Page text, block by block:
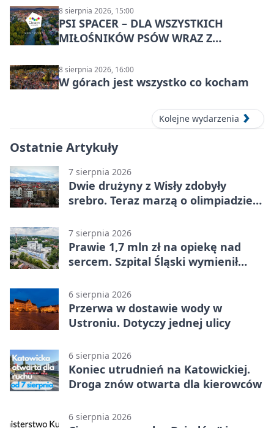
8 sierpnia 2026, 15:00
PSI SPACER – DLA WSZYSTKICH
MIŁOŚNIKÓW PSÓW WRAZ Z
8 sierpnia 2026, 16:00
W górach jest wszystko co kocham
Kolejne wydarzenia
Ostatnie Artykuły
7 sierpnia 2026
Dwie drużyny z Wisły zdobyły
srebro. Teraz marzą o olimpiadzie
7 sierpnia 2026
Prawie 1,7 mln zł na opiekę nad
sercem. Szpital Śląski wymienił
6 sierpnia 2026
Przerwa w dostawie wody w
Ustroniu. Dotyczy jednej ulicy
6 sierpnia 2026
Koniec utrudnień na Katowickiej.
Droga znów otwarta dla kierowców
6 sierpnia 2026